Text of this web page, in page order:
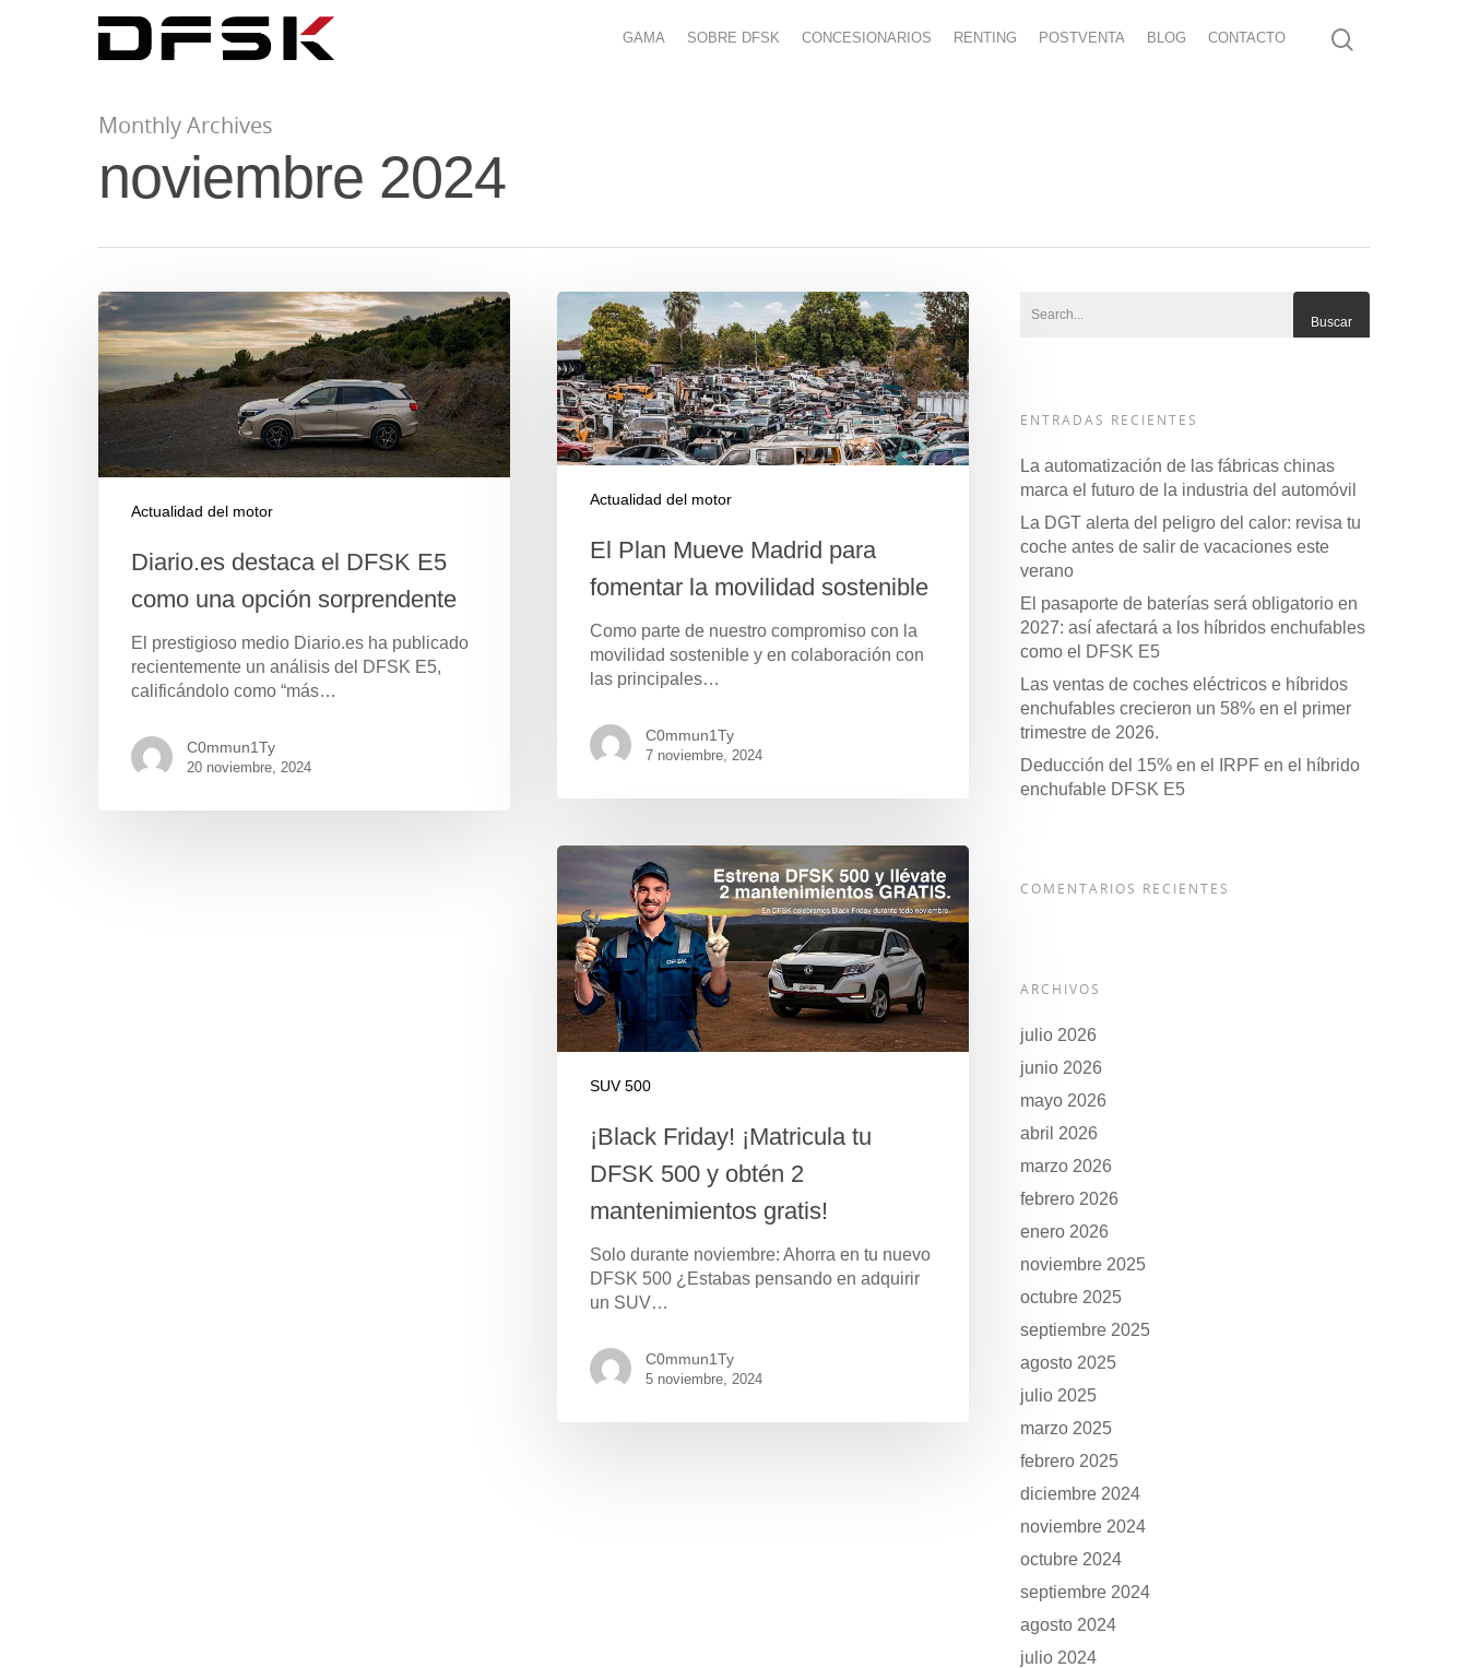
GAMA SOBRE DFSK CONCESIONARIOS RENTING POSTVENTA BLOG CONTACTO
Monthly Archives
noviembre 2024
Actualidad del motor
Diario.es destaca el DFSK E5
como una opción sorprendente
El prestigioso medio Diario.es ha publicado
recientemente un análisis del DFSK E5,
calificándolo como “más…
C0mmun1Ty
20 noviembre, 2024
Actualidad del motor
El Plan Mueve Madrid para
fomentar la movilidad sostenible
Como parte de nuestro compromiso con la
movilidad sostenible y en colaboración con
las principales…
C0mmun1Ty
7 noviembre, 2024
SUV 500
¡Black Friday! ¡Matricula tu
DFSK 500 y obtén 2
mantenimientos gratis!
Solo durante noviembre: Ahorra en tu nuevo
DFSK 500 ¿Estabas pensando en adquirir
un SUV…
C0mmun1Ty
5 noviembre, 2024
ENTRADAS RECIENTES
La automatización de las fábricas chinas
marca el futuro de la industria del automóvil
La DGT alerta del peligro del calor: revisa tu
coche antes de salir de vacaciones este
verano
El pasaporte de baterías será obligatorio en
2027: así afectará a los híbridos enchufables
como el DFSK E5
Las ventas de coches eléctricos e híbridos
enchufables crecieron un 58% en el primer
trimestre de 2026.
Deducción del 15% en el IRPF en el híbrido
enchufable DFSK E5
COMENTARIOS RECIENTES
ARCHIVOS
julio 2026
junio 2026
mayo 2026
abril 2026
marzo 2026
febrero 2026
enero 2026
noviembre 2025
octubre 2025
septiembre 2025
agosto 2025
julio 2025
marzo 2025
febrero 2025
diciembre 2024
noviembre 2024
octubre 2024
septiembre 2024
agosto 2024
julio 2024